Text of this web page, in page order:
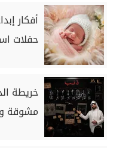
أفكار
حفلات
خريطة
مشوقة